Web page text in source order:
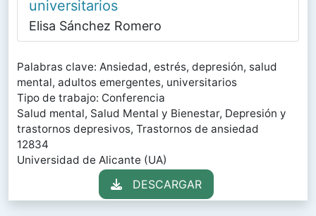
universitarios
Elisa Sánchez Romero
Palabras clave: Ansiedad, estrés, depresión, salud
mental, adultos emergentes, universitarios
Tipo de trabajo: Conferencia
Salud mental, Salud Mental y Bienestar, Depresión y
trastornos depresivos, Trastornos de ansiedad
12834
Universidad de Alicante (UA)
DESCARGAR